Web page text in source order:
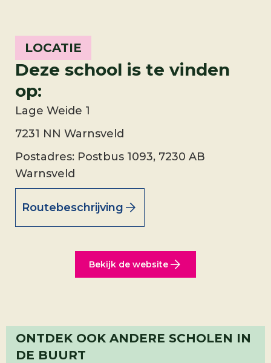
LOCATIE
Deze school is te vinden
op:
Lage Weide 1
7231 NN Warnsveld
Postadres: Postbus 1093, 7230 AB
Warnsveld
Routebeschrijving
Bekijk de website
ONTDEK OOK ANDERE SCHOLEN IN
DE BUURT